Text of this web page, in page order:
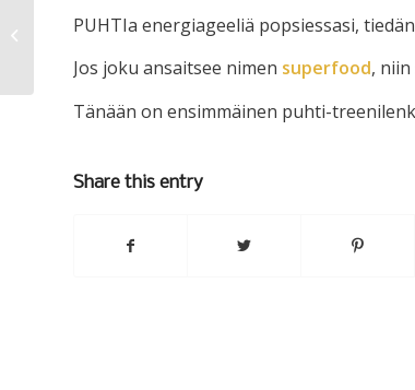
PUHTIa energiageeliä popsiessasi,
Jos joku ansaitsee nimen superfood, niin
Tänään on ensimmäinen puhti-
Share this entry
Välillä lipsui